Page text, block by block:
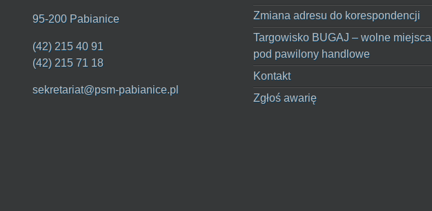
95-200 Pabianice
(42) 215 40 91
(42) 215 71 18
sekretariat@psm-pabianice.pl
Zmiana adresu do korespondencji
Targowisko BUGAJ – wolne miejsca
pod pawilony handlowe
Kontakt
Zgłoś awarię